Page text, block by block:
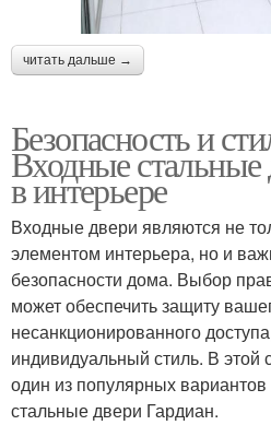
читать дальше →
Безопасность и
Входные стальные
в интерьере
Входные двери являются не
элементом интерьера, но и
безопасности дома. Выбор
может обеспечить защиту
несанкционированного
индивидуальный стиль. В этой
один из популярных
стальные двери Гардиан.